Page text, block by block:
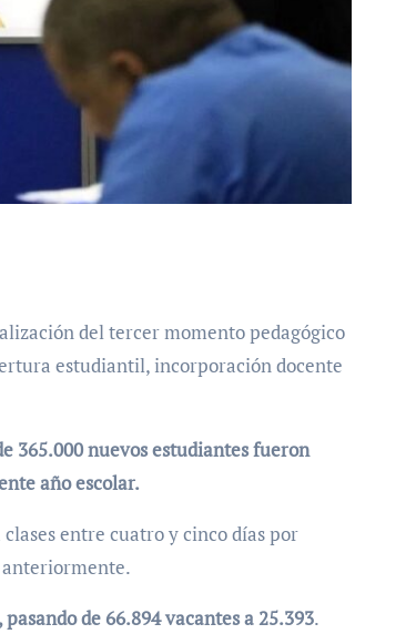
estudiantil, incorporación docente
365.000 nuevos estudiantes fueron
año escolar.
entre cuatro y cinco días por
anteriormente.
de 66.894 vacantes a 25.393.